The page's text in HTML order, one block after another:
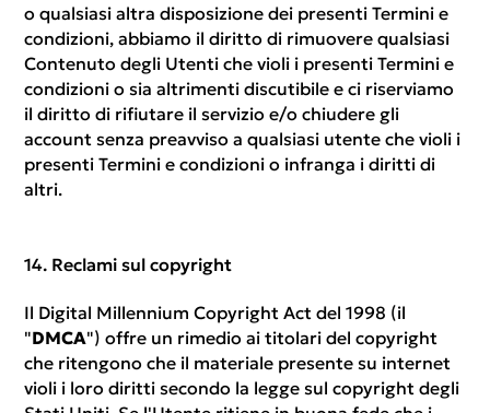
o qualsiasi altra disposizione dei presenti Termini e
condizioni, abbiamo il diritto di rimuovere qualsiasi
Contenuto degli Utenti che violi i presenti Termini e
condizioni o sia altrimenti discutibile e ci riserviamo
il diritto di rifiutare il servizio e/o chiudere gli
account senza preavviso a qualsiasi utente che violi i
presenti Termini e condizioni o infranga i diritti di
altri.
Reclami sul copyright
Il Digital Millennium Copyright Act del 1998 (il
"DMCA") offre un rimedio ai titolari del copyright
che ritengono che il materiale presente su internet
violi i loro diritti secondo la legge sul copyright degli